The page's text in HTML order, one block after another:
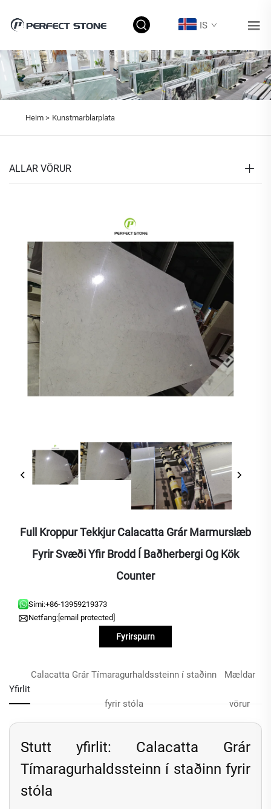
IS
Heim > Kunstmarblarplata
ALLAR VÖRUR
Full Kroppur Tekkjur Calacatta Grár Marmurslæb
Fyrir Svæði Yfir Brodd Í Baðherbergi Og Kök
Counter
Sími:+86-13959219373
Netfang:[email protected]
Fyrirspurn
Yfirlit
Calacatta Grár Tímaragurhaldssteinn í staðinn
fyrir stóla
Mældar
vörur
Stutt yfirlit: Calacatta Grár
Tímaragurhaldssteinn í staðinn fyrir
stóla